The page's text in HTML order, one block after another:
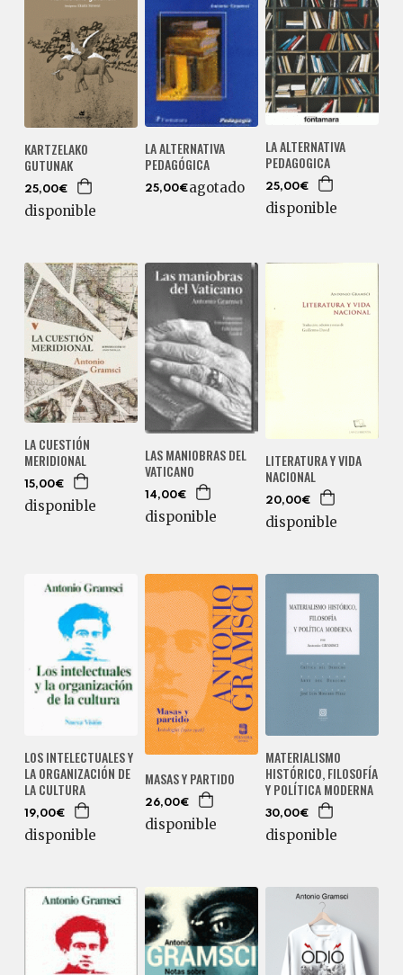
KARTZELAKO
GUTUNAK
25,00€
disponible
LA ALTERNATIVA
PEDAGÓGICA
25,00€agotado
LA ALTERNATIVA
PEDAGOGICA
25,00€
disponible
LA CUESTIÓN
MERIDIONAL
15,00€
disponible
LAS MANIOBRAS DEL
VATICANO
14,00€
disponible
LITERATURA Y VIDA
NACIONAL
20,00€
disponible
LOS INTELECTUALES Y
LA ORGANIZACIÓN DE
LA CULTURA
19,00€
disponible
MASAS Y PARTIDO
26,00€
disponible
MATERIALISMO
HISTÓRICO, FILOSOFÍA
Y POLÍTICA MODERNA
30,00€
disponible